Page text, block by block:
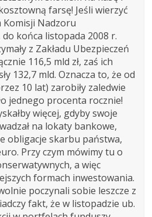
farsę! Jeśli wierzyć
Nadzoru
końca listopada 2008 r.
z Zakładu Ubezpieczeń
116,5 mld zł, zaś ich
132,7 mld. Oznacza to, że od
10 lat) zarobiły zaledwie
jednego procenta rocznie!
więcej, gdyby swoje
na lokaty bankowe,
obligacje skarbu państwa,
Przy czym mówimy tu o
a więc
formach inwestowania.
poczynali sobie leszcze z
fakt, że w listopadzie ub.